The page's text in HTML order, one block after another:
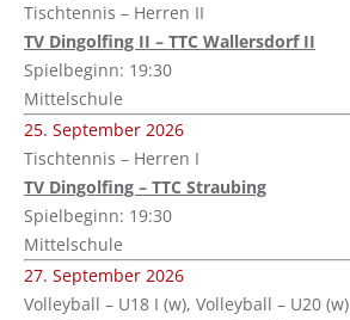
Tischtennis – Herren II
TV Dingolfing II – TTC Wallersdorf II
Spielbeginn: 19:30
Mittelschule
25. September 2026
Tischtennis – Herren I
TV Dingolfing – TTC Straubing
Spielbeginn: 19:30
Mittelschule
27. September 2026
Volleyball – U18 I (w), Volleyball – U20 (w)